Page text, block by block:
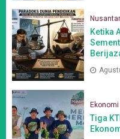
Ketika
Ekonomi
Tiga